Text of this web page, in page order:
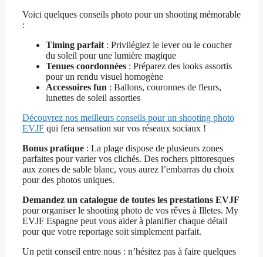
Voici quelques conseils photo pour un shooting mémorable
:
Timing parfait : Privilégiez le lever ou le coucher
du soleil pour une lumière magique
Tenues coordonnées : Préparez des looks assortis
pour un rendu visuel homogène
Accessoires fun : Ballons, couronnes de fleurs,
lunettes de soleil assorties
Découvrez nos meilleurs conseils pour un shooting photo
EVJF qui fera sensation sur vos réseaux sociaux !
Bonus pratique : La plage dispose de plusieurs zones
parfaites pour varier vos clichés. Des rochers pittoresques
aux zones de sable blanc, vous aurez l’embarras du choix
pour des photos uniques.
Demandez un catalogue de toutes les prestations EVJF
pour organiser le shooting photo de vos rêves à Illetes. My
EVJF Espagne peut vous aider à planifier chaque détail
pour que votre reportage soit simplement parfait.
Un petit conseil entre nous : n’hésitez pas à faire quelques